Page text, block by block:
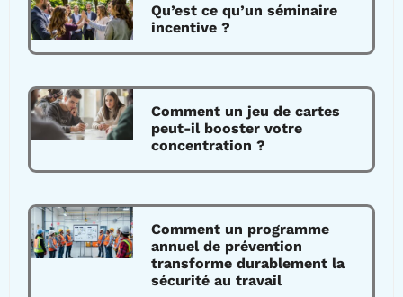
Qu’est ce qu’un séminaire
incentive ?
Comment un jeu de cartes
peut-il booster votre
concentration ?
Comment un programme
annuel de prévention
transforme durablement la
sécurité au travail